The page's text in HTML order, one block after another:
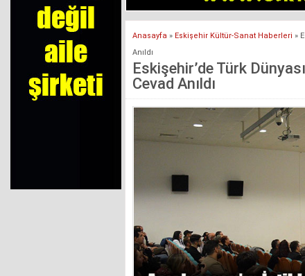
Anasayfa » Eskişehir Kültür-Sanat Haberleri »
Anıldı
Eskişehir’de Türk
Cevad Anıldı